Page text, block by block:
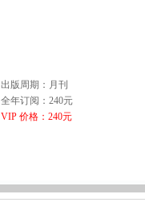
出版周期：月刊
全年订阅：240元
VIP 价格：240元